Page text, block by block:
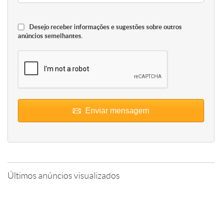
Desejo receber informações e sugestões sobre outros
anúncios semelhantes.
Enviar mensagem
Últimos anúncios visualizados